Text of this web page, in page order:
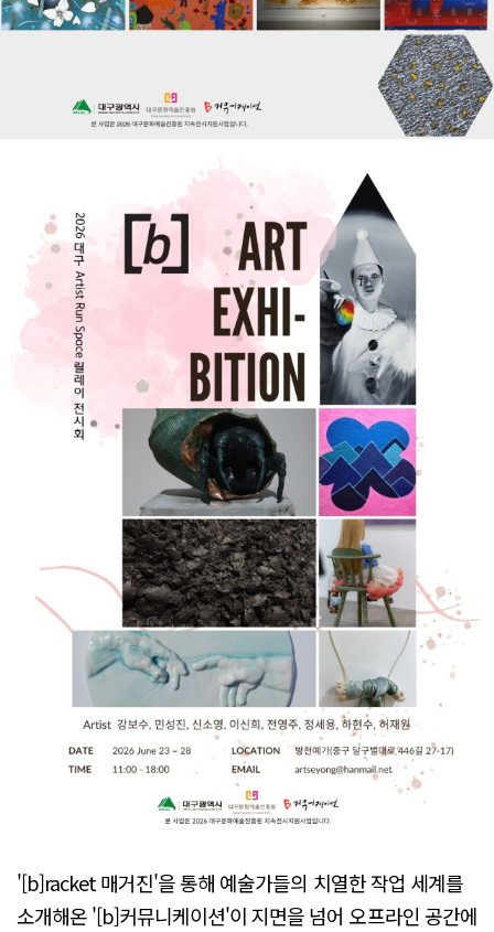
'[b]racket 매거진'을 통해 예술가들의 치열한 작업 세계를
소개해온 '[b]커뮤니케이션'이 지면을 넘어 오프라인 공간에